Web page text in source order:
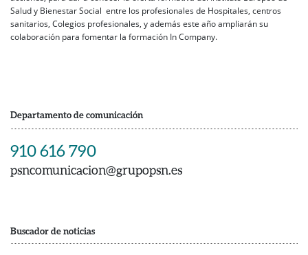
Salud y Bienestar Social entre los profesionales de Hospitales, centros
sanitarios, Colegios profesionales, y además este año ampliarán su
colaboración para fomentar la formación In Company.
Departamento de comunicación
910 616 790
psncomunicacion@grupopsn.es
Buscador de noticias